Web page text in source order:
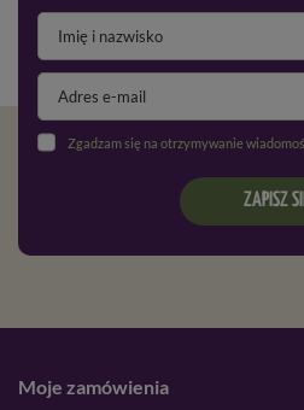
Zgadzam się na otrzymywanie wiadomości marketingowych na podany
ZAPISZ
Moje zamówienia